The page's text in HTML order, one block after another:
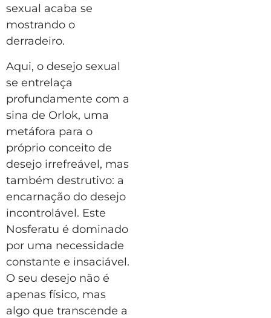
sexual acaba se
mostrando o
derradeiro.
Aqui, o desejo sexual
se entrelaça
profundamente com a
sina de Orlok, uma
metáfora para o
próprio conceito de
desejo irrefreável, mas
também destrutivo: a
encarnação do desejo
incontrolável. Este
Nosferatu é dominado
por uma necessidade
constante e insaciável.
O seu desejo não é
apenas físico, mas
algo que transcende a